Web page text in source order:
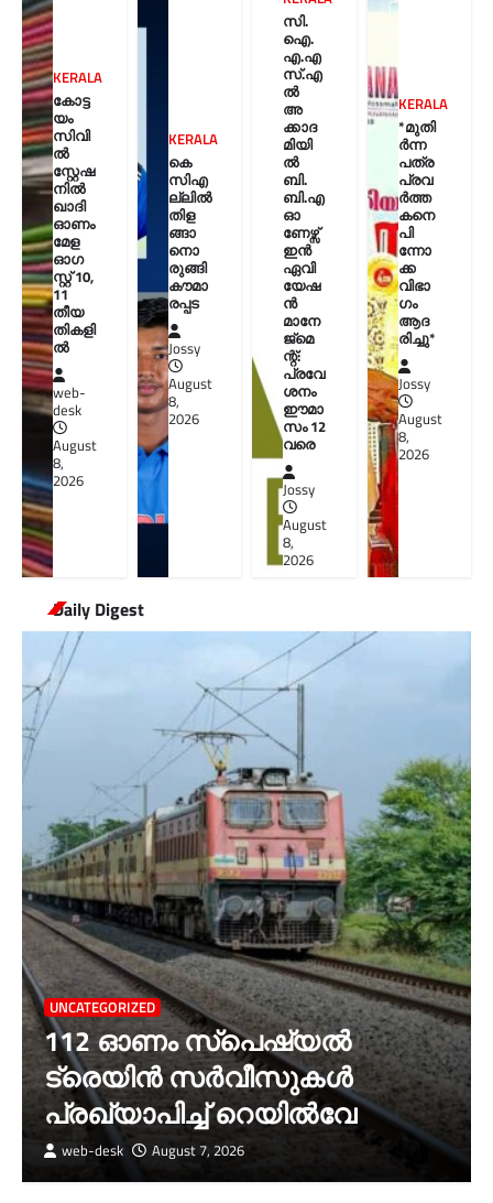
KERALA
കോട്ട
യം
സിവി
ൽ
സ്റ്റേഷ
നിൽ
ഖാദി
ഓണം
മേള
ഓഗ
സ്റ്റ് 10,
11
തീയ
തികളി
ല്‍
web-
desk
August
8,
2026
KERALA
കെ
സിഎ
ല്ലിൽ
തിള
ങ്ങാ
നൊ
രുങ്ങി
കൗമാ
രപ്പട
Jossy
August
8,
2026
സി.
ഐ.
എ.എ
സ്.എ
ൽ
അ
ക്കാദ
മിയി
ൽ
ബി.
ബി.എ
ഓ
ണേഴ്സ്
ഇൻ
ഏവി
യേഷ
ൻ
മാനേ
ജ്മെ
ന്റ്:
പ്രവേ
ശനം
ഈമാ
സം 12
വരെ
Jossy
August
8,
2026
KERALA
*മുതി
ർന്ന
പത്ര
പ്രവ
ർത്ത
കനെ
പി
ന്നോ
ക്ക
വിഭാ
ഗം
ആദ
രിച്ചു*
Jossy
August
8,
2026
Daily Digest
UNCATEGORIZED
112 ഓണം സ്പെഷ്യൽ
ട്രെയിൻ സർവീസുകൾ
പ്രഖ്യാപിച്ച് റെയിൽവേ
web-desk August 7, 2026